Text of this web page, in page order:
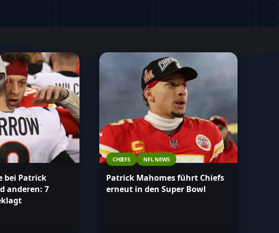
bei Patrick
anderen: 7
CHIEFS NFL NEWS
Patrick Mahomes führt Chiefs
erneut in den Super Bowl